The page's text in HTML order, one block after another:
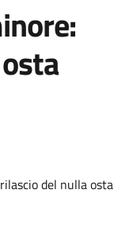
del nulla osta